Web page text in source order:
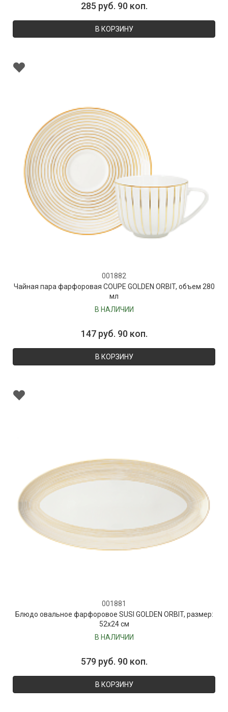
285 руб. 90 коп.
В КОРЗИНУ
001882
Чайная пара фарфоровая COUPE GOLDEN ORBIT, объем 280
мл
В НАЛИЧИИ
147 руб. 90 коп.
В КОРЗИНУ
001881
Блюдо овальное фарфоровое SUSI GOLDEN ORBIT, размер:
52х24 см
В НАЛИЧИИ
579 руб. 90 коп.
В КОРЗИНУ